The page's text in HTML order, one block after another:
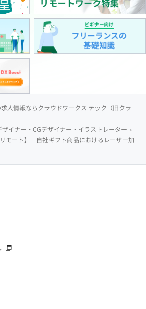
人情報ならクラウドワークス テック（旧クラ
イナー・CGデザイナー・イラストレーター
モート】 自社ギフト商品におけるレーザー加